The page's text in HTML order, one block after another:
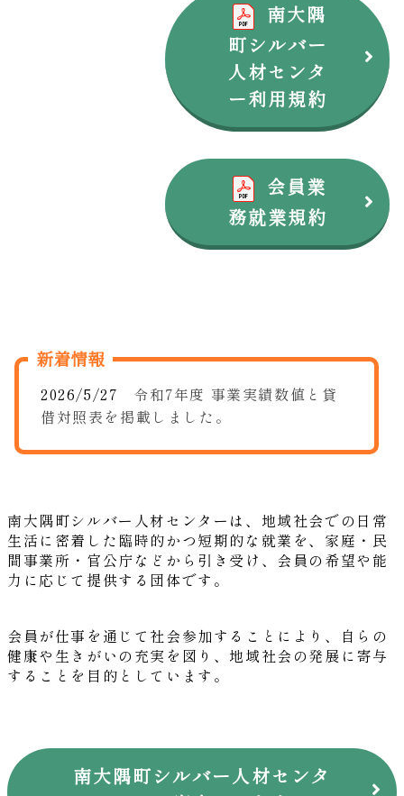
南大隅
町シルバー
人材センタ
ー利用規約
会員業
務就業規約
新着情報
2026/5/27 令和7年度 事業実績数値と貸
借対照表を掲載しました。
南大隅町シルバー人材センターは、地域社会での日常
生活に密着した臨時的かつ短期的な就業を、家庭・民
間事業所・官公庁などから引き受け、会員の希望や能
力に応じて提供する団体です。
会員が仕事を通じて社会参加することにより、自らの
健康や生きがいの充実を図り、地域社会の発展に寄与
することを目的としています。
南大隅町シルバー人材センタ